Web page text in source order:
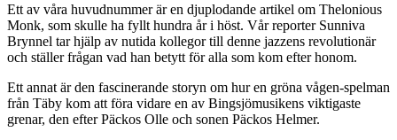
Ett av våra huvudnummer är en djuplodande artikel om Thelonious
Monk, som skulle ha fyllt hundra år i höst. Vår reporter Sunniva
Brynnel tar hjälp av nutida kollegor till denne jazzens revolutionär
och ställer frågan vad han betytt för alla som kom efter honom.
Ett annat är den fascinerande storyn om hur en gröna vågen-spelman
från Täby kom att föra vidare en av Bingsjömusikens viktigaste
grenar, den efter Päckos Olle och sonen Päckos Helmer.